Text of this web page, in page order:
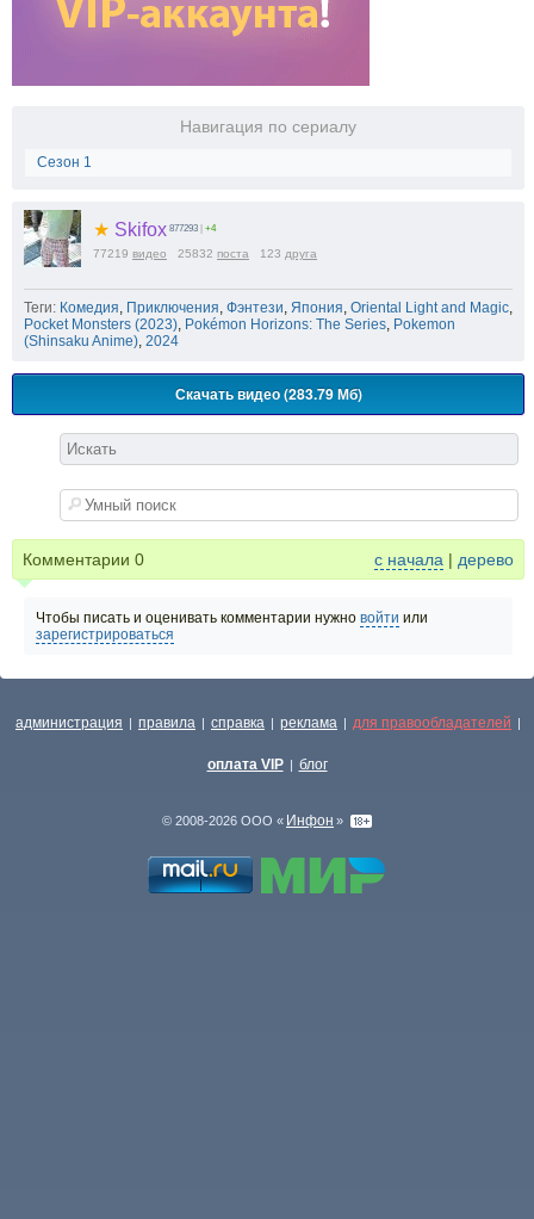
Навигация по сериалу
Сезон 1
★ Skifox 877293 +4
77219 видео 25832 поста 123 друга
Теги: Комедия, Приключения, Фэнтези, Япония, Oriental Light and Magic,
Pocket Monsters (2023), Pokémon Horizons: The Series, Pokemon
(Shinsaku Anime), 2024
Скачать видео (283.79 Мб)
Комментарии 0 с начала | дерево
Чтобы писать и оценивать комментарии нужно войти или
зарегистрироваться
администрация | правила | справка | реклама | для правообладателей |
оплата VIP | блог
© 2008-2026 ООО « Инфон »